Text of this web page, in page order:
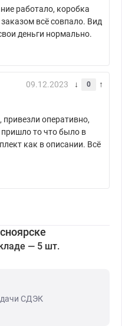
работало, коробка
всё совпало. Вид
деньги нормально.
09.12.2023 0
оперативно,
пришло то что было в
как в описании. Всё
— 5 шт.
СДЭК